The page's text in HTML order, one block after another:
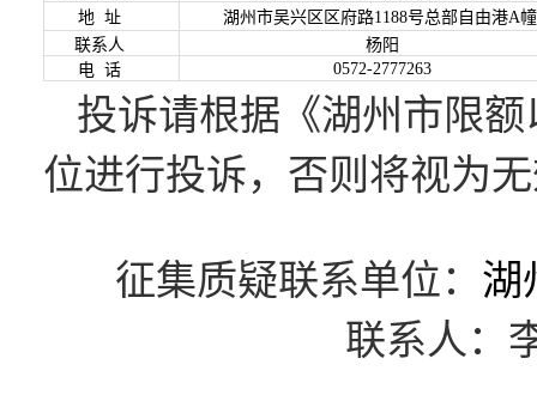
地 址 湖州市吴兴区区府路1188号总部自由港A
联系人
杨阳
电 话 0572-2777263
投诉请根据《湖州市限
位进行投诉，否则将视为
征集质疑联系单位 ： 湖
联系人：